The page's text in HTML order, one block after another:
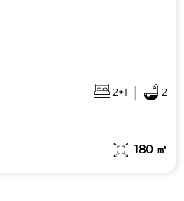
2+1 | 2
180 ㎡